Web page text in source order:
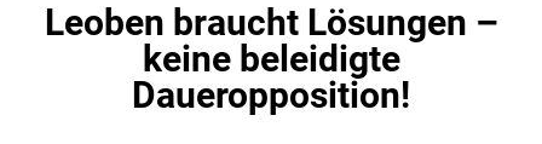
Leoben braucht Lösungen –
keine beleidigte
Daueropposition!